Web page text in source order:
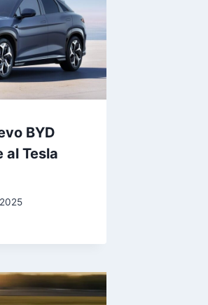
BYD
al Tesla